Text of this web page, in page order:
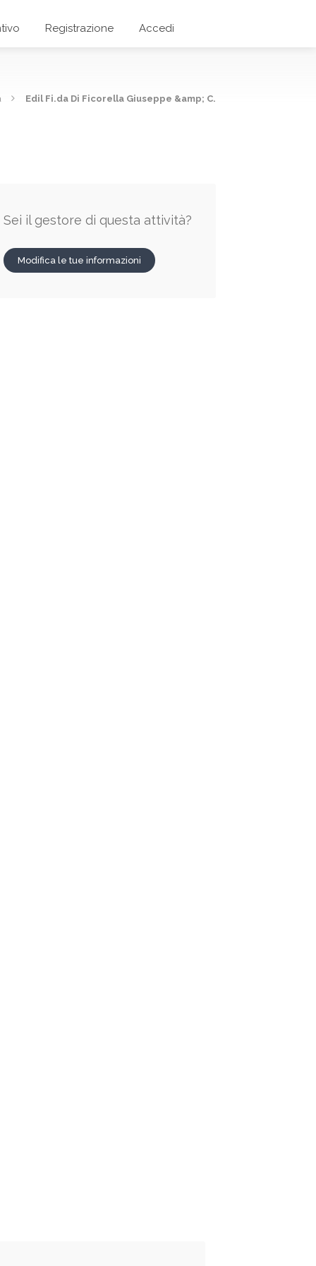
Registrazione Accedi
Edil Fi.da Di Ficorella Giuseppe &amp; C.
Sei il gestore di questa attività?
Modifica le tue informazioni